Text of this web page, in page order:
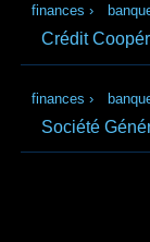
finances ›
Crédit
finances ›
Société